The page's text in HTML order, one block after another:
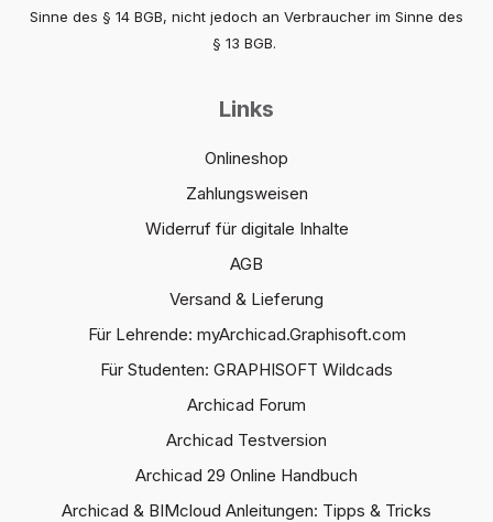
Sinne des § 14 BGB, nicht jedoch an Verbraucher im Sinne des
§ 13 BGB.
Links
Onlineshop
Zahlungsweisen
Widerruf für digitale Inhalte
AGB
Versand & Lieferung
Für Lehrende: myArchicad.Graphisoft.com
Für Studenten: GRAPHISOFT Wildcads
Archicad Forum
Archicad Testversion
Archicad 29 Online Handbuch
Archicad & BIMcloud Anleitungen: Tipps & Tricks